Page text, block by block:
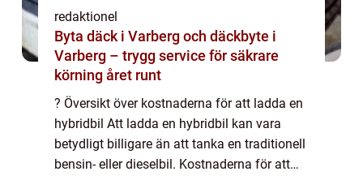
redaktionel
Byta däck i Varberg och däckbyte i
Varberg – trygg service för säkrare
körning året runt
? Översikt över kostnaderna för att ladda en
hybridbil Att ladda en hybridbil kan vara
betydligt billigare än att tanka en traditionell
bensin- eller dieselbil. Kostnaderna för att